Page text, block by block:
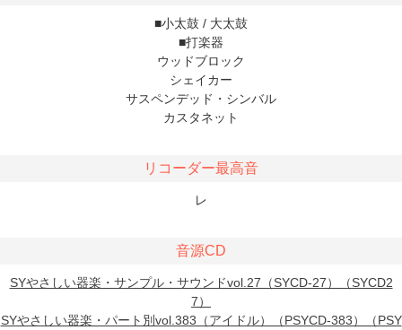
■小太鼓 / 大太鼓
■打楽器
ウッドブロック
シェイカー
サスペンデッド・シンバル
カスタネット
リコーダー最高音
レ
音源CD
SYやさしい器楽・サンプル・サウンドvol.27（SYCD-27）（SYCD2
7）
SYやさしい器楽・パート別vol.383（アイドル）（PSYCD-383）（PSY